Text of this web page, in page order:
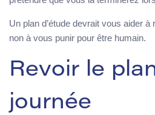
Un plan d’étude devrait vous aider
non à vous punir pour être humain.
Revoir le
journée